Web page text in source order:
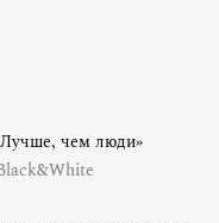
чем люди»